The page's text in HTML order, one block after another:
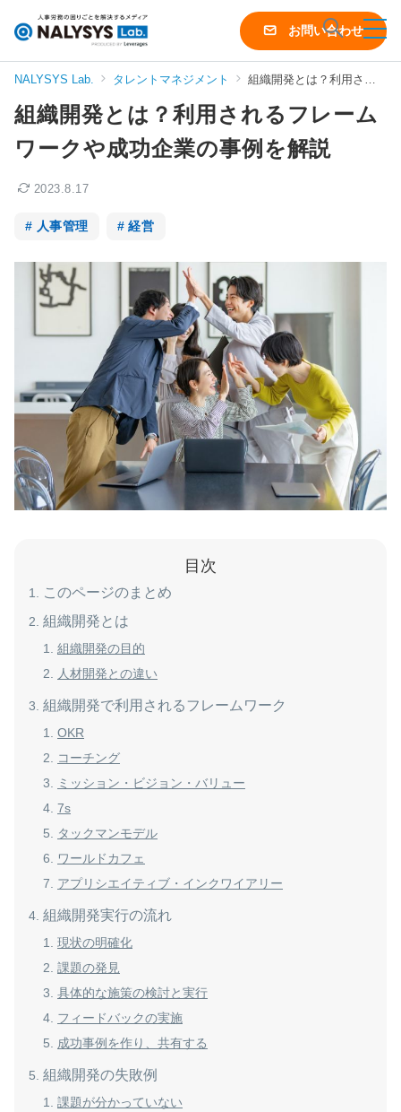
シ
ス
ラ
お問い合わせ
NALYSYS Lab. タレントマネジメント 組織開発とは？利用されるフレームワークや成功企業の事例を解説
組織開発とは？利用されるフレーム
ワークや成功企業の事例を解説
2023.8.17
人事管理 経営
目次
このページのまとめ
組織開発とは
組織開発の目的
人材開発との違い
組織開発で利用されるフレームワーク
OKR
コーチング
ミッション・ビジョン・バリュー
7s
タックマンモデル
ワールドカフェ
アプリシエイティブ・インクワイアリー
組織開発実行の流れ
現状の明確化
課題の発見
具体的な施策の検討と実行
フィードバックの実施
成功事例を作り、共有する
組織開発の失敗例
課題が分かっていない